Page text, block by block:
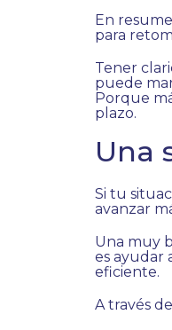
En
para
Tener
puede
Porque
plazo.
Una
Si tu
avanzar
Una muy
es ayudar
eficiente.
A través